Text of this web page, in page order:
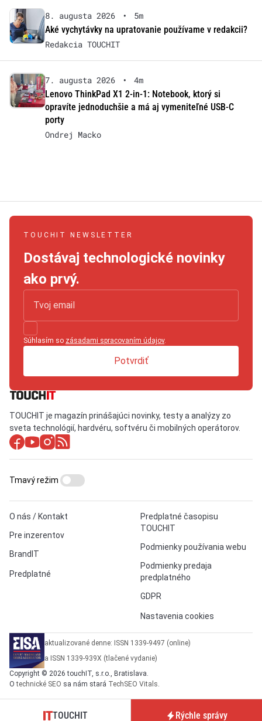
8. augusta 2026 •
5m
Aké vychytávky na upratovanie používame v redakcii?
Redakcia TOUCHIT
7. augusta 2026 •
4m
Lenovo ThinkPad X1 2-in-1: Notebook, ktorý si
opravíte jednoduchšie a má aj vymeniteľné USB-C
porty
Ondrej Macko
TOUCHIT NEWSLETTER
Dostávaj technologické novinky
ako prvý.
Súhlasím so zásadami spracovaním údajov.
Potvrdiť
TOUCHIT je magazín prinášajúci novinky, testy a analýzy zo
sveta technológií, hardvéru, softvéru či mobilných operátorov.
O nás / Kontakt
Pre inzerentov
BrandIT
Predplatné
Predplatné časopisu
TOUCHIT
Podmienky používania webu
Podmienky predaja
predplatného
GDPR
Nastavenia cookies
Tmavý režim
aktualizované denne: ISSN 1339-9497 (online)
a ISSN 1339-939X (tlačené vydanie)
Copyright © 2026 touchIT, s.r.o., Bratislava.
Otechnické SEO sa nám stará TechSEO Vitals.
TOUCHIT Rýchle správy